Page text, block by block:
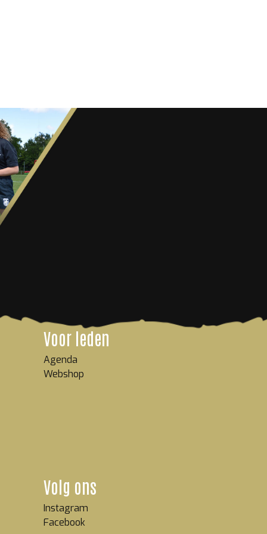
Voor leden
Agenda
Webshop
Volg ons
Instagram
Facebook